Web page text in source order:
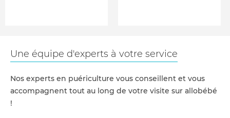
Une équipe d'experts à votre service
Nos experts en puériculture vous conseillent et vous
accompagnent tout au long de votre visite sur allobébé
!